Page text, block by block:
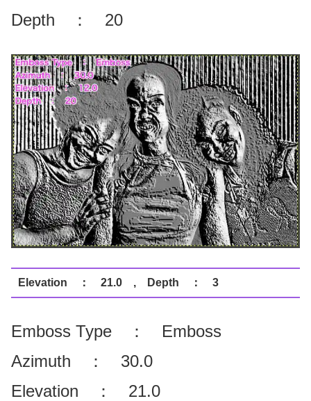
Depth ： 20
Elevation ： 21.0 , Depth ： 3
Emboss Type ： Emboss
Azimuth ： 30.0
Elevation ： 21.0